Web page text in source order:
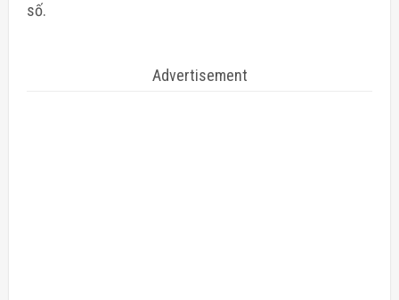
số.
Advertisement